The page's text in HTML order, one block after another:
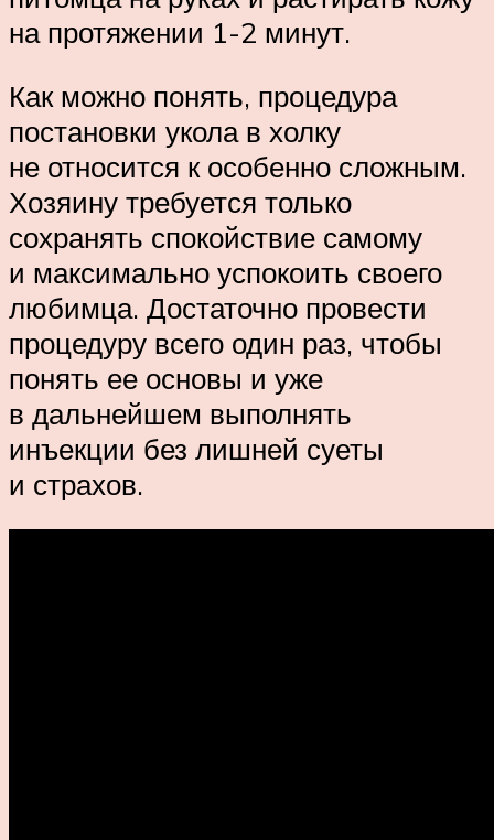
на протяжении 1-2 минут.
Как можно понять, процедура
постановки укола в холку
не относится к особенно сложным.
Хозяину требуется только
сохранять спокойствие самому
и максимально успокоить своего
любимца. Достаточно провести
процедуру всего один раз, чтобы
понять ее основы и уже
в дальнейшем выполнять
инъекции без лишней суеты
и страхов.